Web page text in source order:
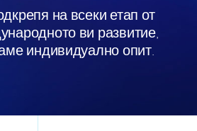
на всеки етап от
ви развитие,
индивидуално опит.